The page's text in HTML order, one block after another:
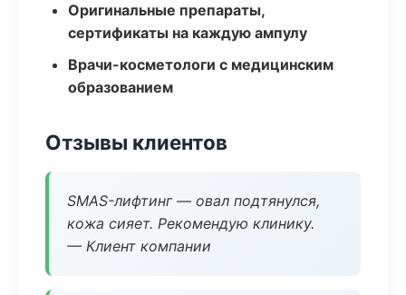
Оригинальные препараты,
сертификаты на каждую ампулу
Врачи-косметологи с медицинским
образованием
Отзывы клиентов
SMAS-лифтинг — овал подтянулся,
кожа сияет. Рекомендую клинику.
— Клиент компании